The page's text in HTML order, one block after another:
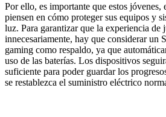
Por ello, es importante que estos jóvenes,
piensen en cómo proteger sus equipos y
luz. Para garantizar que la experiencia de
innecesariamente, hay que considerar un
gaming como respaldo, ya que
uso de las baterías. Los dispositivos
suficiente para poder guardar los
se restablezca el suministro eléctrico